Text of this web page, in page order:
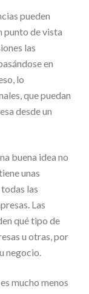
pueden
punto de vista
las
en
lo
que puedan
desde un
buena idea no
unas
las
Las
qué tipo de
u otras, por
negocio.
mucho menos